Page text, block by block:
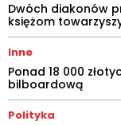
Dwóch diakonów
księżom
Inne
Ponad 18 000
bilboardową
Polityka